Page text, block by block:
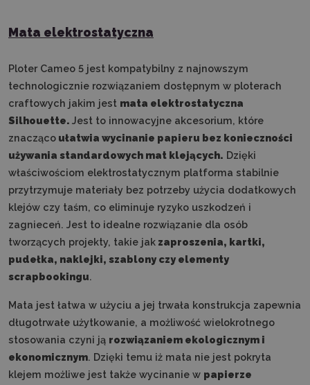
Mata elektrostatyczna
Ploter Cameo 5 jest kompatybilny z najnowszym
technologicznie rozwiązaniem dostępnym w ploterach
craftowych jakim jest mata elektrostatyczna
Silhouette. Jest to innowacyjne akcesorium, które
znacząco ułatwia wycinanie papieru bez konieczności
używania standardowych mat klejących. Dzięki
właściwościom elektrostatycznym platforma stabilnie
przytrzymuje materiały bez potrzeby użycia dodatkowych
klejów czy taśm, co eliminuje ryzyko uszkodzeń i
zagnieceń. Jest to idealne rozwiązanie dla osób
tworzących projekty, takie jak zaproszenia, kartki,
pudełka, naklejki, szablony czy elementy
scrapbookingu.
Mata jest łatwa w użyciu a jej trwała konstrukcja zapewnia
długotrwałe użytkowanie, a możliwość wielokrotnego
stosowania czyni ją rozwiązaniem ekologicznym i
ekonomicznym. Dzięki temu iż mata nie jest pokryta
klejem możliwe jest także wycinanie w papierze